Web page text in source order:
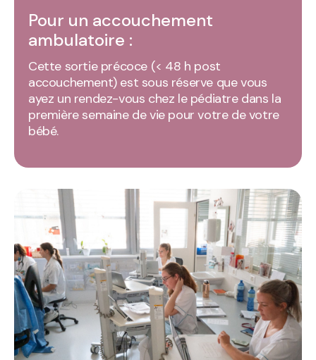
Pour un accouchement
ambulatoire :
Cette sortie précoce (< 48 h post
accouchement) est sous réserve que vous
ayez un rendez-vous chez le pédiatre dans la
première semaine de vie pour votre de votre
bébé.